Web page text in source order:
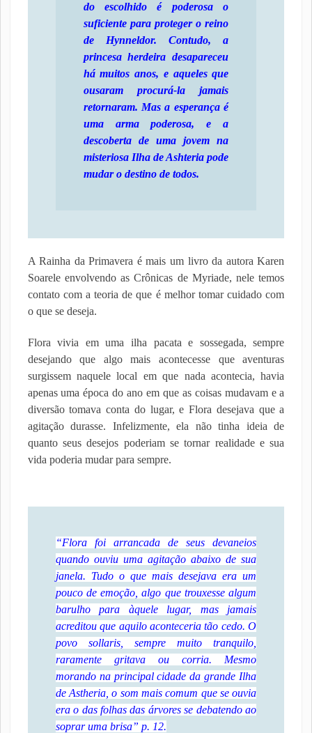
do escolhido é poderosa o
suficiente para proteger o reino
de Hynneldor. Contudo, a
princesa herdeira desapareceu
há muitos anos, e aqueles que
ousaram procurá-la jamais
retornaram. Mas a esperança é
uma arma poderosa, e a
descoberta de uma jovem na
misteriosa Ilha de Ashteria pode
mudar o destino de todos.
A Rainha da Primavera é mais um livro da autora Karen
Soarele envolvendo as Crônicas de Myriade, nele temos
contato com a teoria de que é melhor tomar cuidado com
o que se deseja.
Flora vivia em uma ilha pacata e sossegada, sempre
desejando que algo mais acontecesse que aventuras
surgissem naquele local em que nada acontecia, havia
apenas uma época do ano em que as coisas mudavam e a
diversão tomava conta do lugar, e Flora desejava que a
agitação durasse. Infelizmente, ela não tinha ideia de
quanto seus desejos poderiam se tornar realidade e sua
vida poderia mudar para sempre.
“Flora foi arrancada de seus devaneios
quando ouviu uma agitação abaixo de sua
janela. Tudo o que mais desejava era um
pouco de emoção, algo que trouxesse algum
barulho para àquele lugar, mas jamais
acreditou que aquilo aconteceria tão cedo. O
povo sollaris, sempre muito tranquilo,
raramente gritava ou corria. Mesmo
morando na principal cidade da grande Ilha
de Astheria, o som mais comum que se ouvia
era o das folhas das árvores se debatendo ao
soprar uma brisa” p. 12.